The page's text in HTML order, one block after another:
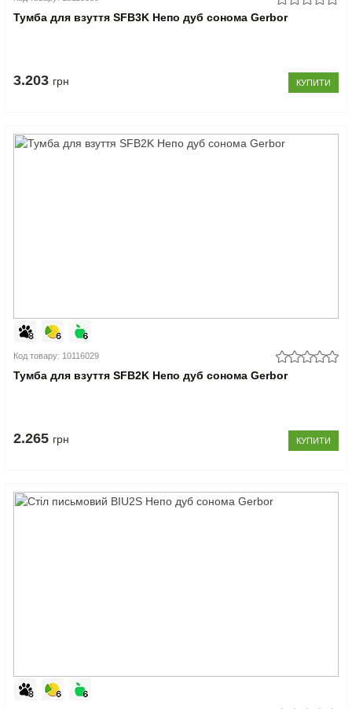
Тумба для взуття SFB3K Непо дуб сонома Gerbor
3.203 грн КУПИТИ
Код товару: 10116029
Тумба для взуття SFB2K Непо дуб сонома Gerbor
2.265 грн КУПИТИ